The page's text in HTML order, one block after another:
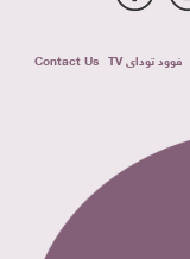
فوود توداى TV
Contact Us